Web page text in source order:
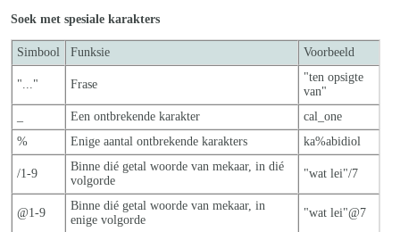
Soek met spesiale karakters
Simbool Funksie Voorbeeld
"..." Frase
"ten opsigte
van"
Een ontbrekende karakter
cal_one
%
Enige aantal ontbrekende karakters ka%abidiol
/1-9
Binne dié getal woorde van mekaar, in dié
volgorde
"wat lei"/7
@1-9
Binne dié getal woorde van mekaar, in
enige volgorde
"wat lei"@7